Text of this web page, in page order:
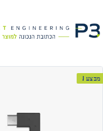
מבצע!